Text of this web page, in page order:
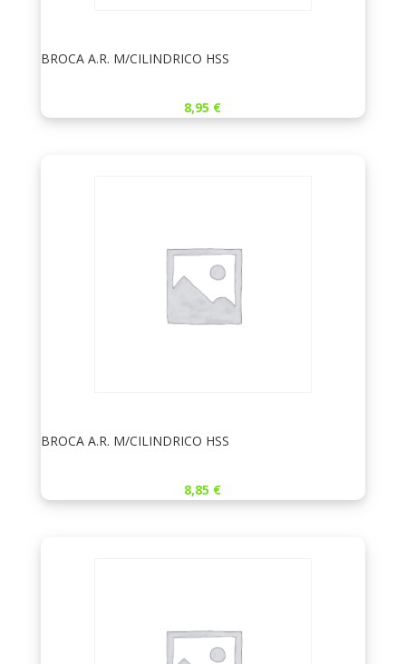
BROCA A.R. M/CILINDRICO HSS
8,95 €
BROCA A.R. M/CILINDRICO HSS
8,85 €